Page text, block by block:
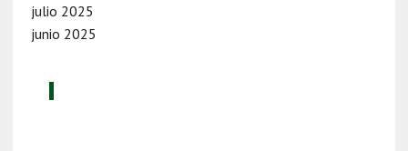
julio 2025
junio 2025